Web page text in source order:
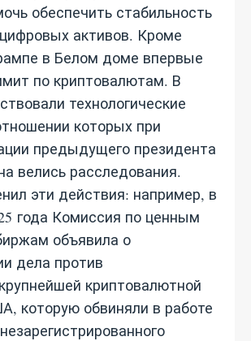
обеспечить стабильность
активов. Кроме
в Белом доме впервые
по криптовалютам. В
технологические
которых при
предыдущего президента
велись расследования.
эти действия: например, в
года Комиссия по ценным
объявила о
дела против
криптовалютной
которую обвиняли в работе